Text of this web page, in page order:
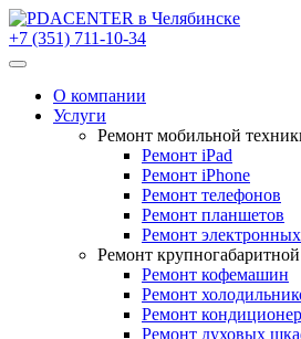
+7 (351) 711-10-34
О компании
Услуги
Ремонт мобильной
Ремонт iPad
Ремонт iPhone
Ремонт телефонов
Ремонт планшетов
Ремонт
Ремонт
Ремонт кофемашин
Ремонт
Ремонт
Ремонт духовых